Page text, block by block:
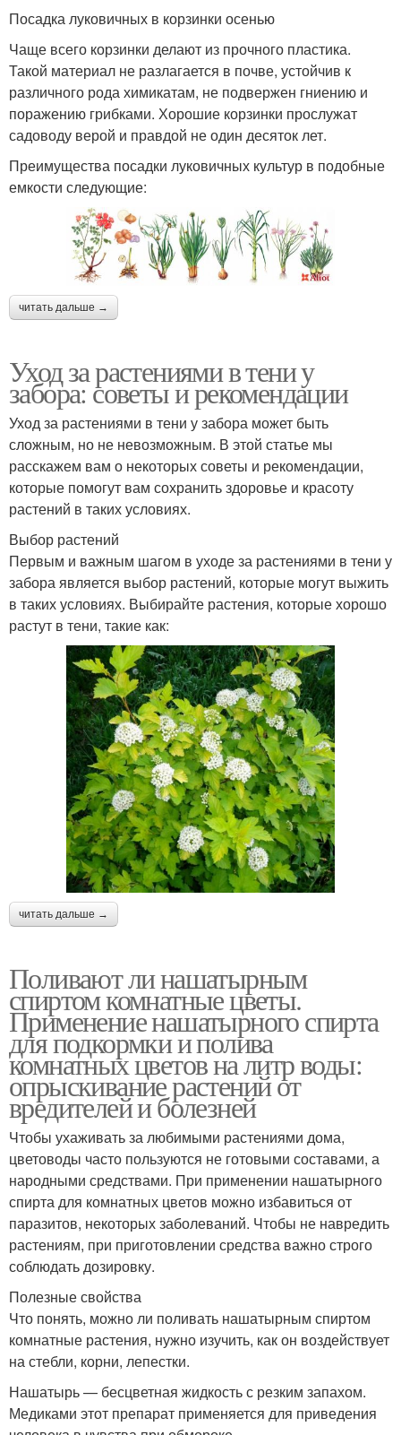
Посадка луковичных в корзинки осенью
Чаще всего корзинки делают из прочного пластика.
Такой материал не разлагается в почве, устойчив к
различного рода химикатам, не подвержен гниению и
поражению грибками. Хорошие корзинки прослужат
садоводу верой и правдой не один десяток лет.
Преимущества посадки луковичных культур в подобные
емкости следующие:
читать дальше →
Уход за растениями в тени у
забора: советы и рекомендации
Уход за растениями в тени у забора может быть
сложным, но не невозможным. В этой статье мы
расскажем вам о некоторых советы и рекомендации,
которые помогут вам сохранить здоровье и красоту
растений в таких условиях.
Выбор растений
Первым и важным шагом в уходе за растениями в тени у
забора является выбор растений, которые могут выжить
в таких условиях. Выбирайте растения, которые хорошо
растут в тени, такие как:
читать дальше →
Поливают ли нашатырным
спиртом комнатные цветы.
Применение нашатырного спирта
для подкормки и полива
комнатных цветов на литр воды:
опрыскивание растений от
вредителей и болезней
Чтобы ухаживать за любимыми растениями дома,
цветоводы часто пользуются не готовыми составами, а
народными средствами. При применении нашатырного
спирта для комнатных цветов можно избавиться от
паразитов, некоторых заболеваний. Чтобы не навредить
растениям, при приготовлении средства важно строго
соблюдать дозировку.
Полезные свойства
Что понять, можно ли поливать нашатырным спиртом
комнатные растения, нужно изучить, как он воздействует
на стебли, корни, лепестки.
Нашатырь — бесцветная жидкость с резким запахом.
Медиками этот препарат применяется для приведения